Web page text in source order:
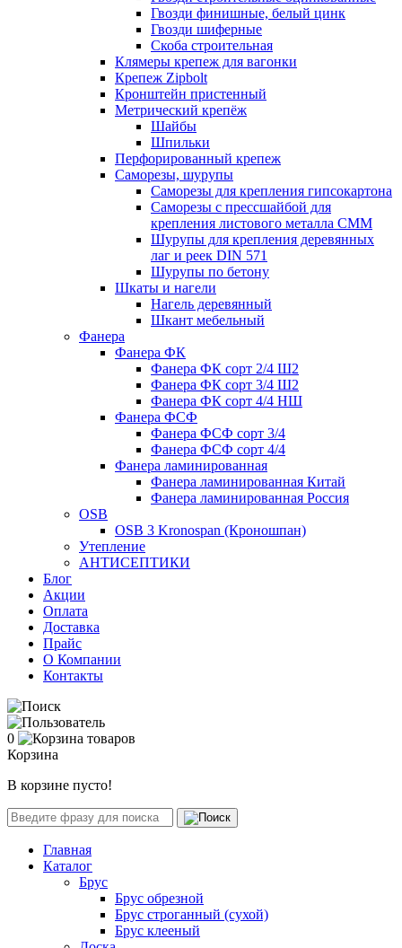
Гвозди финишные, белый цинк
Гвозди шиферные
Скоба строительная
Клямеры крепеж для вагонки
Крепеж Zipbolt
Кронштейн пристенный
Метрический крепёж
Шайбы
Шпильки
Перфорированный крепеж
Саморезы, шурупы
Саморезы для крепления гипсокартона
Саморезы с прессшайбой для
крепления листового металла СММ
Шурупы для крепления деревянных
лаг и реек DIN 571
Шурупы по бетону
Шкаты и нагели
Нагель деревянный
Шкант мебельный
Фанера
Фанера ФК
Фанера ФК сорт 2/4 Ш2
Фанера ФК сорт 3/4 Ш2
Фанера ФК сорт 4/4 НШ
Фанера ФСФ
Фанера ФСФ сорт 3/4
Фанера ФСФ сорт 4/4
Фанера ламинированная
Фанера ламинированная Китай
Фанера ламинированная Россия
OSB
OSB 3 Kronospan (Кроношпан)
Утепление
АНТИСЕПТИКИ
Блог
Акции
Оплата
Доставка
Прайс
О Компании
Контакты
0
Корзина
В корзине пусто!
Главная
Каталог
Брус
Брус обрезной
Брус строганный (сухой)
Брус клееный